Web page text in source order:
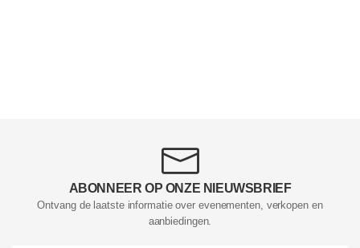
ABONNEER OP ONZE NIEUWSBRIEF
Ontvang de laatste informatie over evenementen, verkopen en
aanbiedingen.